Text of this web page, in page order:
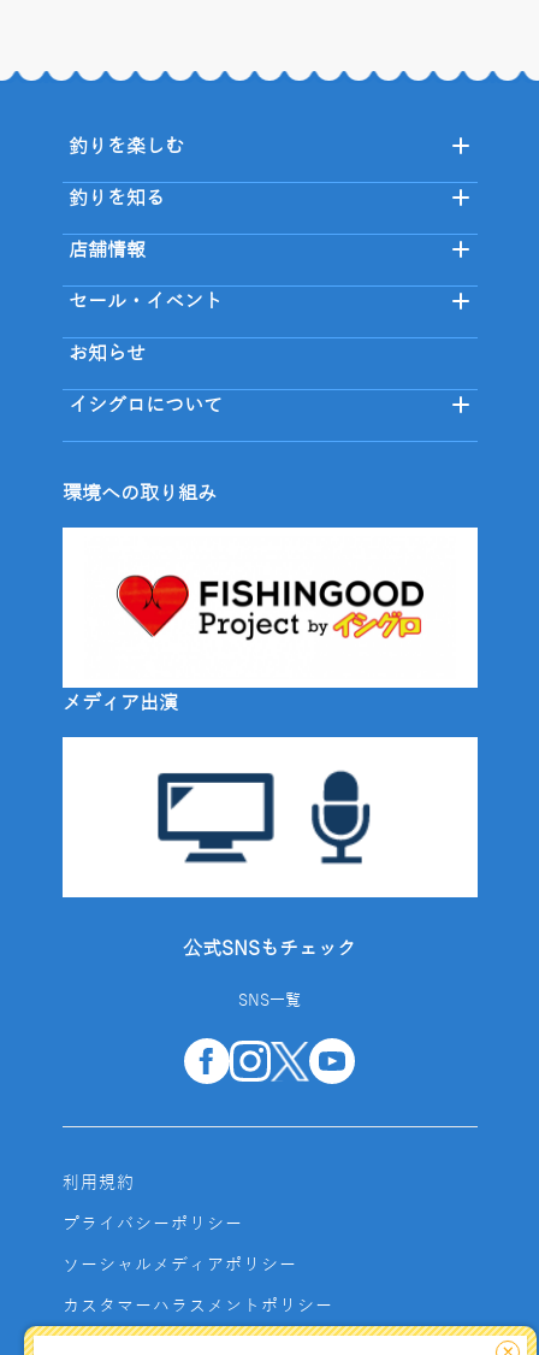
釣りを楽しむ
釣りを知る
店舗情報
セール・イベント
お知らせ
イシグロについて
環境への取り組み
メディア出演
公式SNSもチェック
SNS一覧
利用規約
プライバシーポリシー
ソーシャルメディアポリシー
カスタマーハラスメントポリシー